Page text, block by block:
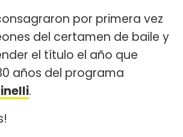
por primera vez
del certamen de baile y
el título el año que
años del programa
.